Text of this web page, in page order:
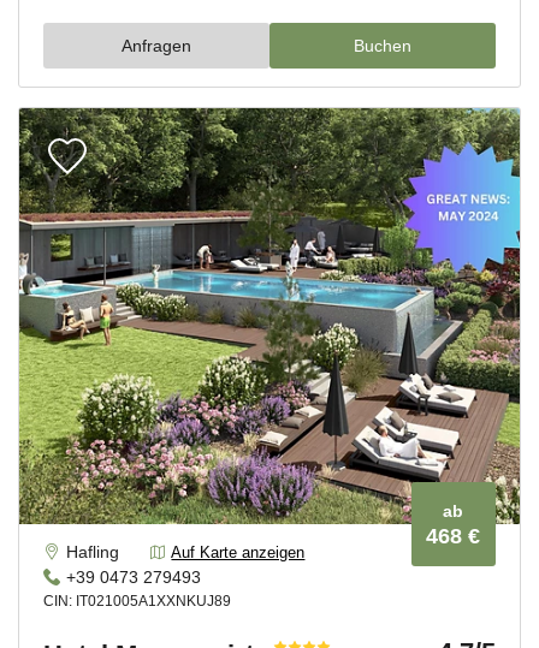
FREIHEIT
Wenn du deine Urlaubstage gerne in deinem eigenen
Tempo gestalten möchtest, sindFerienwohnungendie
zuzubereiten und fühle dich wie zu Hause in einer
gemütlichen Unterkunft mitten in der Natur.
BUCHE JETZT DEINEN TRAUMURLAUB IN
HAFLING-VÖRAN-MERAN 2000
Die idyllische Ferienregion Hafling-Vöran-Meran bietet für
jeden Urlaubstyp das passende Zuhause. Erlebe
unvergessliche Tage voller Entspannung, Abenteuer und
Naturerlebnisse.Kontaktiere unsjetzt für eine schnelle und
unverbindliche Anfrage.Wir freuen uns darauf, dir bei der
Planung deines Traumurlaubs zu helfen!